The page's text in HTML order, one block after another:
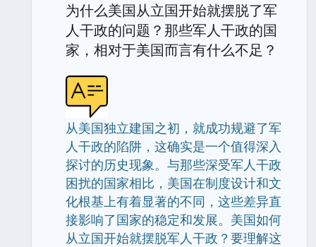
为什么美国从立国开始就摆脱了军
人干政的问题？那些军人干政的国
家，相对于美国而言有什么不足？
从美国独立建国之初，就成功规避了军
人干政的陷阱，这确实是一个值得深入
探讨的历史现象。与那些深受军人干政
困扰的国家相比，美国在制度设计和文
化根基上有着显著的不同，这些差异直
接影响了国家的稳定和发展。美国如何
从立国开始就摆脱军人干政？要理解这